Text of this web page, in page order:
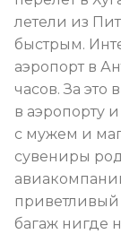
летели из
быстрым.
аэропорт в
часов. За это
в аэропорту
с мужем и
сувениры
приветливый
багаж нигде